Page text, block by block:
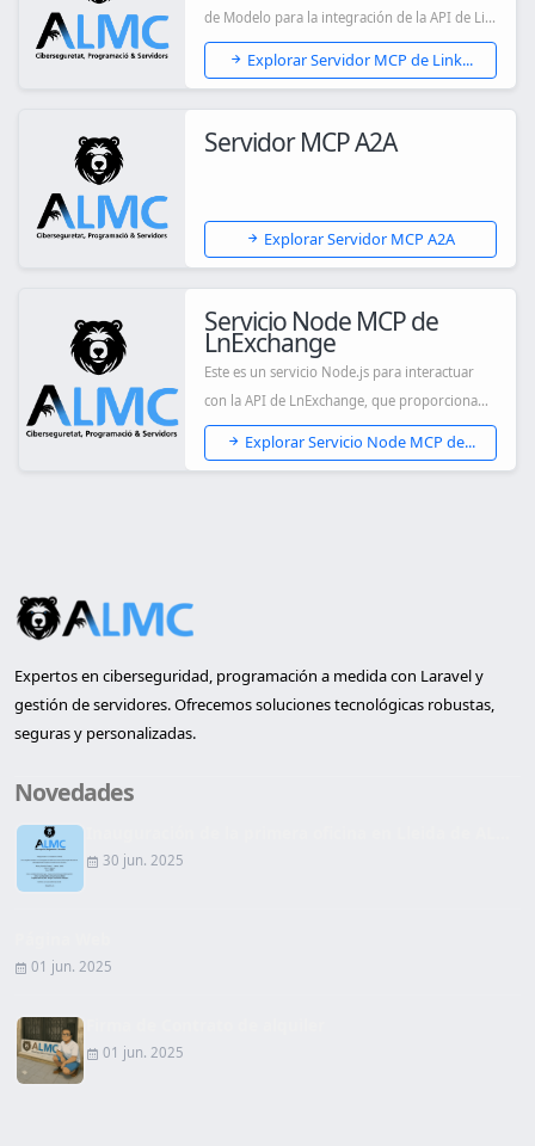
de Modelo para la integración de la API de Li...
Explorar Servidor MCP de Link...
Servidor MCP A2A
Explorar Servidor MCP A2A
Servicio Node MCP de
LnExchange
Este es un servicio Node.js para interactuar
con la API de LnExchange, que proporciona
fun...
Explorar Servicio Node MCP de...
Expertos en ciberseguridad, programación a medida con Laravel y
gestión de servidores. Ofrecemos soluciones tecnológicas robustas,
seguras y personalizadas.
Novedades
30 jun. 2025
01 jun. 2025
01 jun. 2025